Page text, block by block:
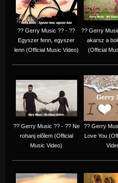
?? Gerry Music ?? - ??
Egyszer fenn, egyszer
lenn (Official Music Video)
?? Gerry
akarsz a
(Official
?? Gerry Music ?? - ?? Ne
rohanj előlem (Official
Music Video)
?? Gerry
Love You